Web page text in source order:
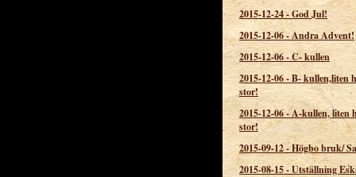
2015-12-24-God Jul!
2015-12-06-Andra Advent!
2015-12-06-C- kullen
2015-12-06-B- kullen,liten
stor!
2015-12-06-A-kullen, liten
stor!
2015-09-12-Högbo bruk/
2015-08-15-Utställning